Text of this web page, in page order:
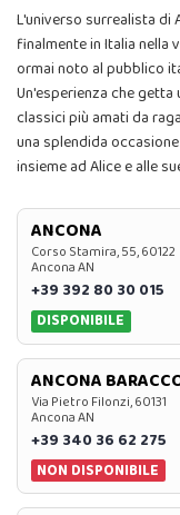
L'universo surrealista di
finalmente in Italia nella
ormai noto al pubblico
Un'esperienza che
classici più amati da
una splendida
insieme ad Alice e alle
ANCONA
Corso Stamira, 55, 60122
Ancona AN
+39 392 80 30 015
DISPONIBILE
ANCONA
Via Pietro Filonzi, 60131
Ancona AN
+39 340 36 62 275
NON DISPONIBILE